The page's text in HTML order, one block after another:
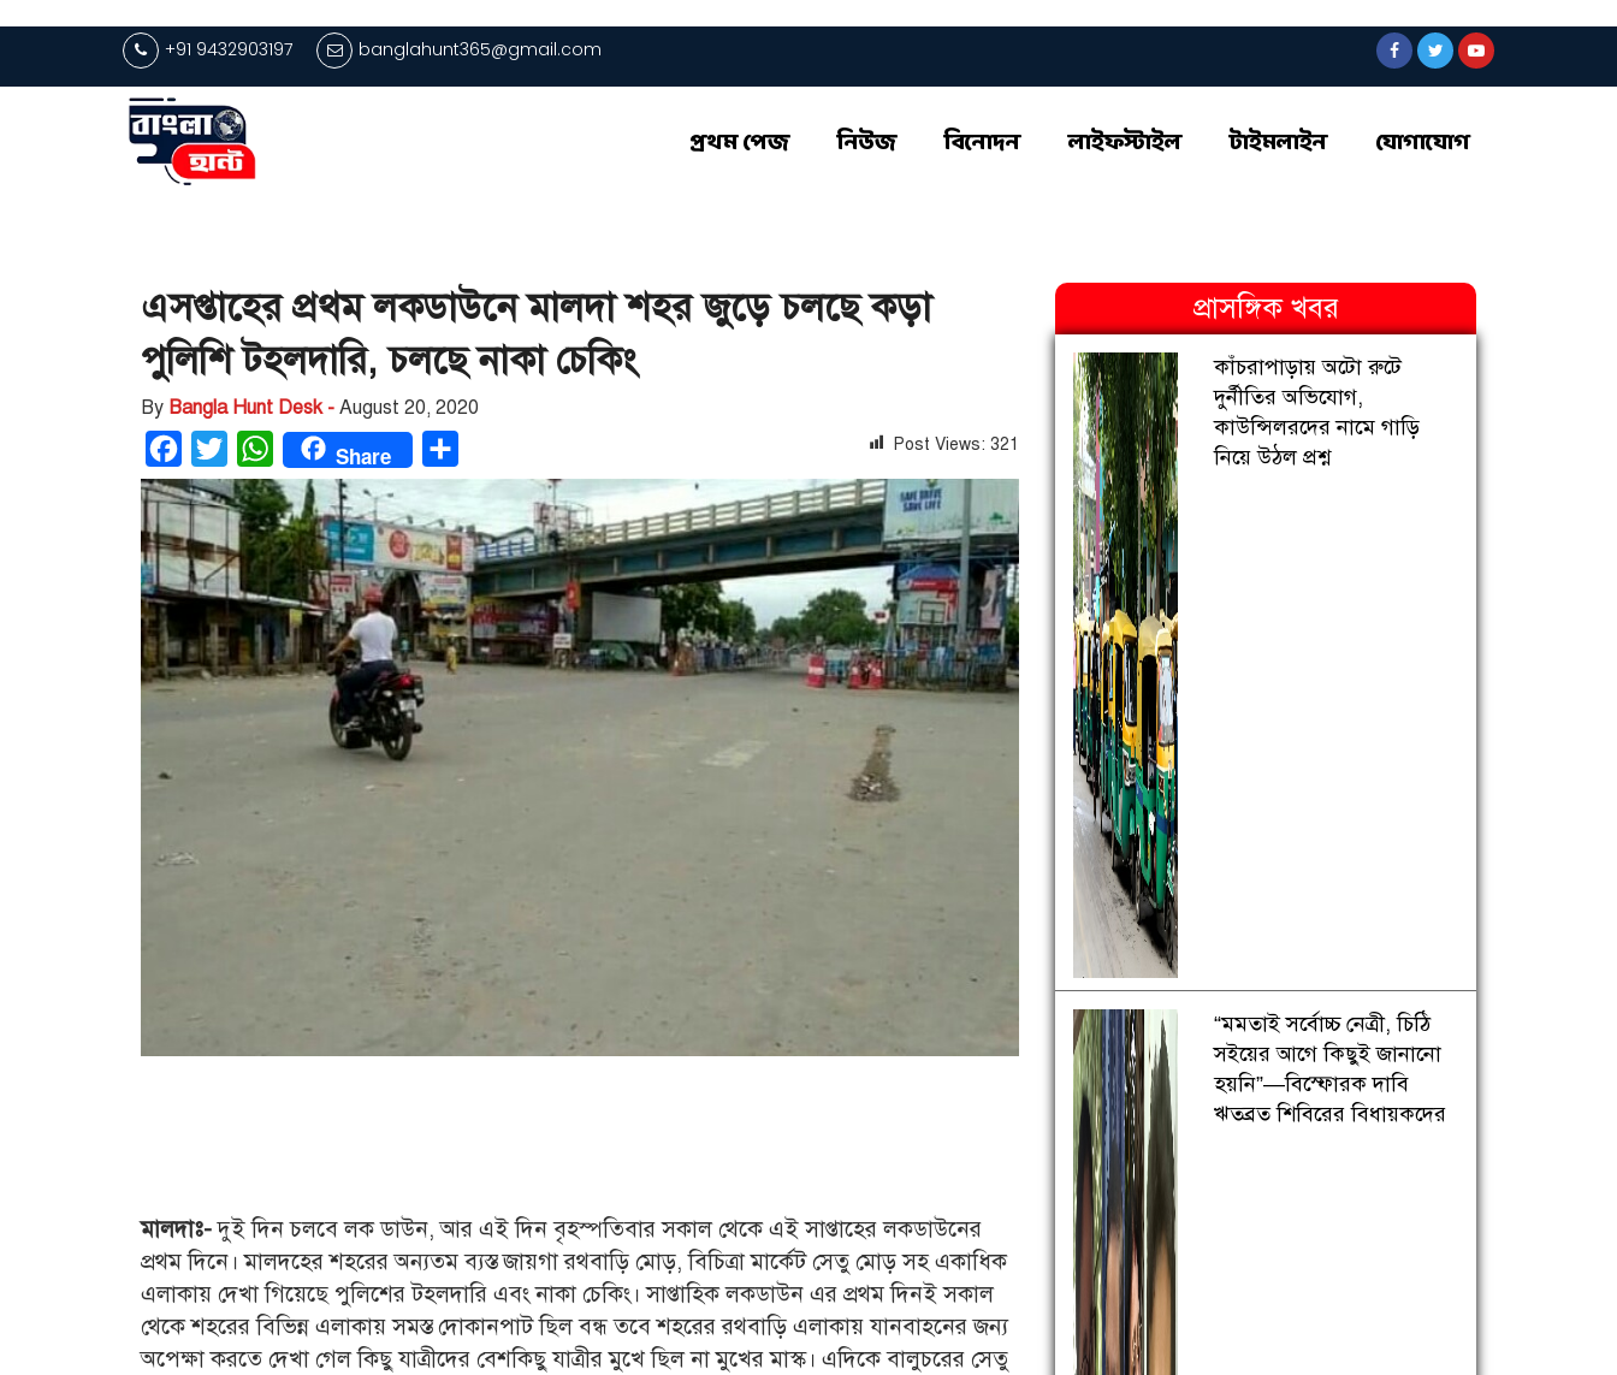
+91 9432903197 banglahunt365@gmail.com
প্রথম পেজ নিউজ বিনোদন লাইফস্টাইল টাইমলাইন যোগাযোগ
এসপ্তাহের প্রথম লকডাউনে মালদা শহর জুড়ে চলছে কড়া
পুলিশি টহলদারি, চলছে নাকা চেকিং
By Bangla Hunt Desk - August 20, 2020
Facebook
Twitter WhatsAppShare Post Views: 321
মালদাঃ-দুই দিন চলবে লক ডাউন, আর এই দিন বৃহস্পতিবার সকাল থেকে এই সাপ্তাহের লকডাউনের
প্রথম দিনে। মালদহের শহরের অন্যতম ব্যস্ত জায়গা রথবাড়ি মোড়, বিচিত্রা মার্কেট সেতু মোড় সহ একাধিক
এলাকায় দেখা গিয়েছে পুলিশের টহলদারি এবং নাকা চেকিং। সাপ্তাহিক লকডাউন এর প্রথম দিনই সকাল
থেকে শহরের বিভিন্ন এলাকায় সমস্ত দোকানপাট ছিল বন্ধ তবে শহরের রথবাড়ি এলাকায় যানবাহনের জন্য
অপেক্ষা করতে দেখা গেল কিছু যাত্রীদের বেশকিছু যাত্রীর মুখে ছিল না মুখের মাস্ক। এদিকে বালুচরের সেতু
প্রাসঙ্গিক খবর
কাঁচরাপাড়ায় অটো রুটে
দুর্নীতির অভিযোগ,
কাউন্সিলরদের নামে গাড়ি
নিয়ে উঠল প্রশ্ন
“মমতাই সর্বোচ্চ নেত্রী, চিঠি
সইয়ের আগে কিছুই জানানো
হয়নি”—বিস্ফোরক দাবি
ঋতব্রত শিবিরের বিধায়কদের